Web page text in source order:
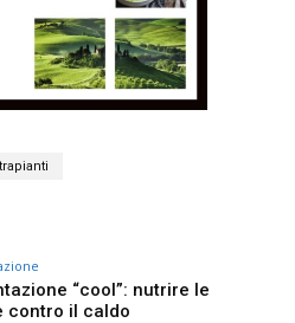
trapianti
“cool”: nutrire le
contro il caldo